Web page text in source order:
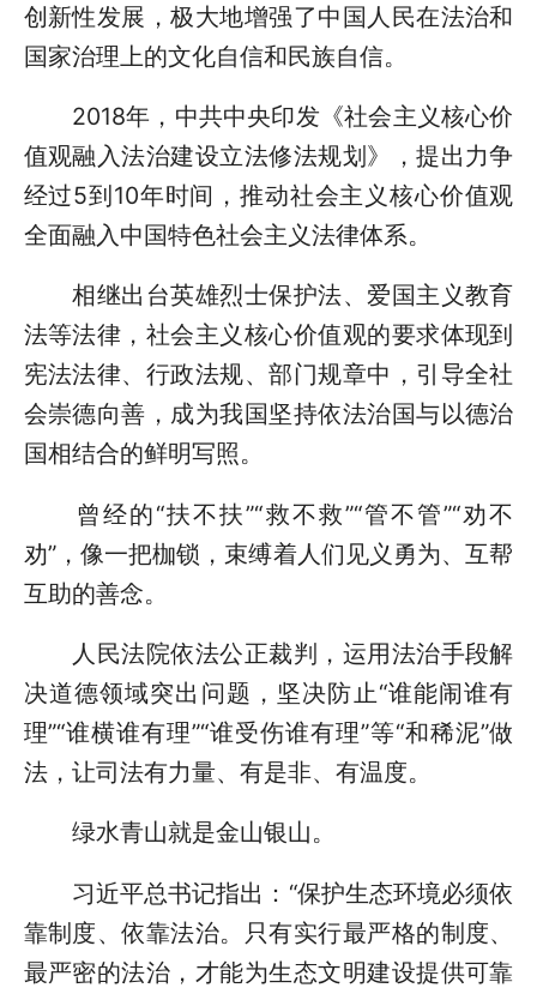
创新性发展，极大地增强了中国人民在法治和
国家治理上的文化自信和民族自信。
2018年，中共中央印发《社会主义核心价
值观融入法治建设立法修法规划》，提出力争
经过5到10年时间，推动社会主义核心价值观
全面融入中国特色社会主义法律体系。
相继出台英雄烈士保护法、爱国主义教育
法等法律，社会主义核心价值观的要求体现到
宪法法律、行政法规、部门规章中，引导全社
会崇德向善，成为我国坚持依法治国与以德治
国相结合的鲜明写照。
曾经的“扶不扶”“救不救”“管不管”“劝不
劝”，像一把枷锁，束缚着人们见义勇为、互帮
互助的善念。
人民法院依法公正裁判，运用法治手段解
决道德领域突出问题，坚决防止“谁能闹谁有
理”“谁横谁有理”“谁受伤谁有理”等“和稀泥”做
法，让司法有力量、有是非、有温度。
绿水青山就是金山银山。
习近平总书记指出：“保护生态环境必须依
靠制度、依靠法治。只有实行最严格的制度、
最严密的法治，才能为生态文明建设提供可靠